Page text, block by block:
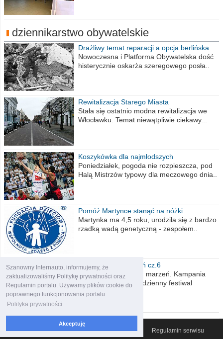
Szanowny Internauto, informujemy, że
zaktualizowaliśmy Politykę prywatności oraz
Regulamin portalu. Używamy plików cookie do
poprawnego funkcjonowania portalu.
Polityka prywatności
Akceptuję
dziennikarstwo obywatelskie
Drażliwy temat reparacji a opcja berlińska
Nowoczesna i Platforma Obywatelska dość
histerycznie oskarża szeregowego posła..
Rewitalizacja Starego Miasta
Stała się ostatnio modna rewitalizacja we
Włocławku. Temat niewątpliwie ciekawy...
Koszykówka dla najmłodszych
Poniedziałek, pogoda nie rozpieszcza, pod
Halą Mistrzów typowy dla meczowego dnia..
Pomóż Martynce stanąć na nóżki
Martynka ma 4,5 roku, urodziła się z bardzo
rzadką wadą genetyczną - zespołem..
Polska moich marzeń cz.6
Nadszedł kres moich marzeń. Kampania
wyborcza czyli niecodzienny festiwal
obietnic,..
© 2007-2026 Włocławski Portal informacyjny Regulamin serwisu